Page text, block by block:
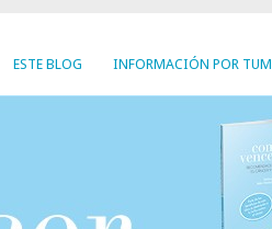
ESTE BLOG INFORMACIÓN POR